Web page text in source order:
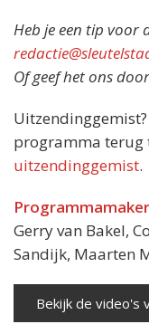
Heb je een tip voor
Of geef het ons
programma terug
uitzendinggemist.
Gerry van Bakel,
Sandijk, Maarten
Bekijk de video's